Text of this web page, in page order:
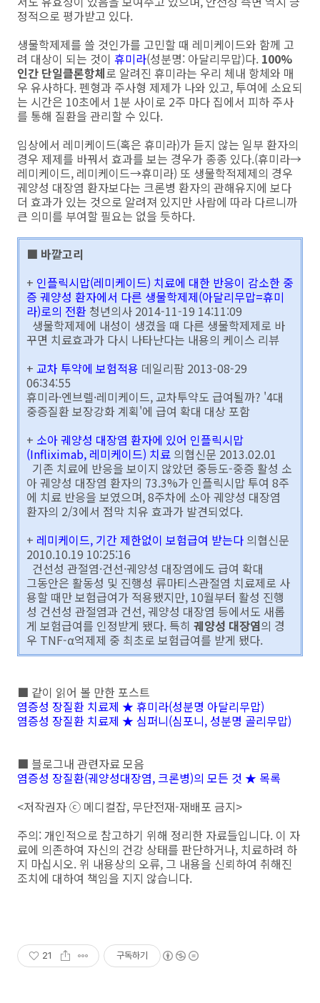
정적으로 평가받고 있다.
생물학제제를 쓸 것인가를 고민할 때 레미케이드와 함께 고
려 대상이 되는 것이 휴미라(성분명: 아달리무맙)다. 100%
인간 단일클론항체로 알려진 휴미라는 우리 체내 항체와 매
우 유사하다. 펜형과 주사형 제제가 나와 있고, 투여에 소요되
는 시간은 10초에서 1분 사이로 2주 마다 집에서 피하 주사
를 통해 질환을 관리할 수 있다.
임상에서 레미케이드(혹은 휴미라)가 듣지 않는 일부 환자의
경우 제제를 바꿔서 효과를 보는 경우가 종종 있다.(휴미라→
레미케이드, 레미케이드→휴미라) 또 생물학적제제의 경우
궤양성 대장염 환자보다는 크론병 환자의 관해유지에 보다
더 효과가 있는 것으로 알려져 있지만 사람에 따라 다르니까
큰 의미를 부여할 필요는 없을 듯하다.
■ 바깥고리
+ 인플릭시맙(레미케이드) 치료에 대한 반응이 감소한 중
증 궤양성 환자에서 다른 생물학제제(아달리무맙=휴미
라)로의 전환 청년의사 2014-11-19 14:11:09
생물학제제에 내성이 생겼을 때 다른 생물학제제로 바
꾸면 치료효과가 다시 나타난다는 내용의 케이스 리뷰
+ 교차 투약에 보험적용 데일리팜 2013-08-29
06:34:55
휴미라·엔브렐·레미케이드, 교차투약도 급여될까? '4대
중증질환 보장강화 계획'에 급여 확대 대상 포함
+ 소아 궤양성 대장염 환자에 있어 인플릭시맙
(Infliximab, 레미케이드) 치료 의협신문 2013.02.01
기존 치료에 반응을 보이지 않았던 중등도-중증 활성 소
아 궤양성 대장염 환자의 73.3%가 인플릭시맙 투여 8주
에 치료 반응을 보였으며, 8주차에 소아 궤양성 대장염
환자의 2/3에서 점막 치유 효과가 발견되었다.
+ 레미케이드, 기간 제한없이 보험급여 받는다 의협신문
2010.10.19 10:25:16
건선성 관절염·건선·궤양성 대장염에도 급여 확대
그동안은 활동성 및 진행성 류마티스관절염 치료제로 사
용할 때만 보험급여가 적용됐지만, 10월부터 활성 진행
성 건선성 관절염과 건선, 궤양성 대장염 등에서도 새롭
게 보험급여를 인정받게 됐다. 특히 궤양성 대장염의 경
우 TNF-α억제제 중 최초로 보험급여를 받게 됐다.
■ 같이 읽어 볼 만한 포스트
염증성 장질환 치료제 ★ 휴미라(성분명 아달리무맙)
염증성 장질환 치료제 ★ 심퍼니(심포니, 성분명 골리무맙)
■ 블로그내 관련자료 모음
염증성 장질환(궤양성대장염, 크론병)의 모든 것 ★ 목록
<저작권자 ⓒ 메디컬잡, 무단전재-재배포 금지>
주의: 개인적으로 참고하기 위해 정리한 자료들입니다. 이 자
료에 의존하여 자신의 건강 상태를 판단하거나, 치료하려 하
지 마십시오. 위 내용상의 오류, 그 내용을 신뢰하여 취해진
조치에 대하여 책임을 지지 않습니다.
21 구독하기